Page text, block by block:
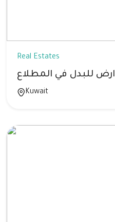
Real Estates
ارض للبدل في المطلاع
Kuwait